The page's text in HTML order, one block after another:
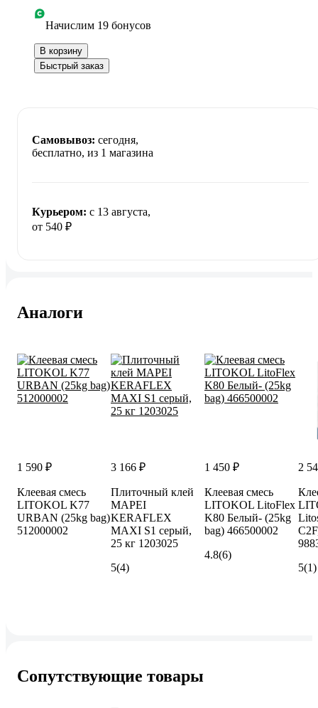
Начислим 19 бонусов
В корзину
Быстрый заказ
Самовывоз: сегодня,
бесплатно, из 1 магазина
Курьером: c 13 августа,
от 540 ₽
Аналоги
1 590 ₽
Клеевая смесь
LITOKOL K77
URBAN (25kg bag)
512000002
3 166 ₽
Плиточный клей
MAPEI
KERAFLEX
MAXI S1 серый,
25 кг 1203025
5(4)
1 450 ₽
Клеевая смесь
LITOKOL LitoFlex
K80 Белый- (25kg
bag) 466500002
4.8(6)
2
5(1)
Сопутствующие товары